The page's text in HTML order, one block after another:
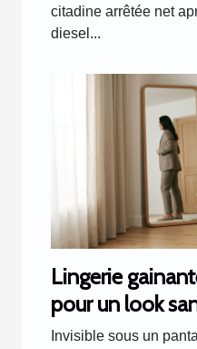
citadine arrêtée net
diesel...
Lingerie
pour un look
Invisible sous un